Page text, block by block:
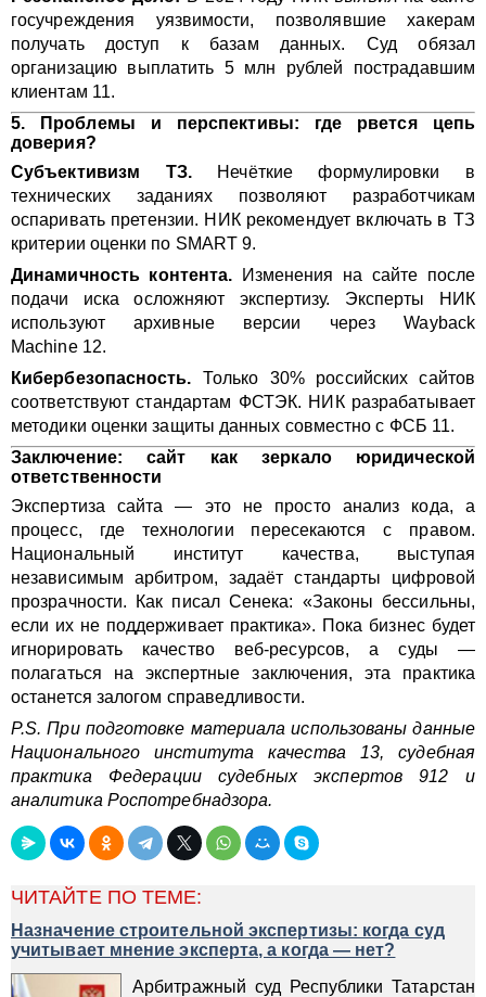
госучреждения уязвимости, позволявшие хакерам
получать доступ к базам данных. Суд обязал
организацию выплатить 5 млн рублей пострадавшим
клиентам 11.
5. Проблемы и перспективы: где рвется цепь
доверия?
Субъективизм ТЗ.Нечёткие формулировки в
технических заданиях позволяют разработчикам
оспаривать претензии. НИК рекомендует включать в ТЗ
критерии оценки по SMART 9.
Динамичность контента. Изменения на сайте после
подачи иска осложняют экспертизу. Эксперты НИК
используют архивные версии через Wayback
Machine 12.
Кибербезопасность. Только 30% российских сайтов
соответствуют стандартам ФСТЭК. НИК разрабатывает
методики оценки защиты данных совместно с ФСБ 11.
Заключение: сайт как зеркало юридической
ответственности
Экспертиза сайта — это не просто анализ кода, а
процесс, где технологии пересекаются с правом.
Национальный институт качества, выступая
независимым арбитром, задаёт стандарты цифровой
прозрачности. Как писал Сенека: «Законы бессильны,
если их не поддерживает практика». Пока бизнес будет
игнорировать качество веб-ресурсов, а суды —
полагаться на экспертные заключения, эта практика
останется залогом справедливости.
P.S. При подготовке материала использованы данные
Национального института качества 13, судебная
практика Федерации судебных экспертов 912 и
аналитика Роспотребнадзора.
ЧИТАЙТЕ ПО ТЕМЕ:
Назначение строительной экспертизы: когда суд
учитывает мнение эксперта, а когда — нет?
Арбитражный суд Республики Татарстан